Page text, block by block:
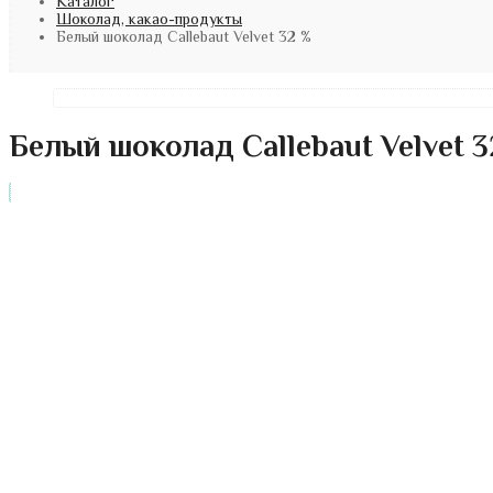
Шоколад, какао-продукты
Белый шоколад Callebaut Velvet 32 %
Белый шоколад Callebaut Velvet